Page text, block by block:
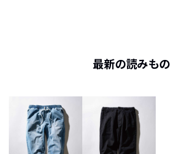
最新の読みもの